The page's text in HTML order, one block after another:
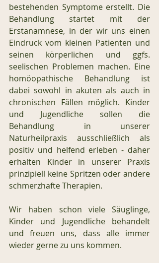
bestehenden Symptome erstellt. Die
Behandlung startet mit der
Erstanamnese, in der wir uns einen
Eindruck vom kleinen Patienten und
seinen körperlichen und ggfs.
seelischen Problemen machen. Eine
homöopathische Behandlung ist
dabei sowohl in akuten als auch in
chronischen Fällen möglich. Kinder
und Jugendliche sollen die
Behandlung in unserer
Naturheilpraxis ausschließlich als
positiv und helfend erleben - daher
erhalten Kinder in unserer Praxis
prinzipiell keine Spritzen oder andere
schmerzhafte Therapien.
Wir haben schon viele Säuglinge,
Kinder und Jugendliche behandelt
und freuen uns, dass alle immer
wieder gerne zu uns kommen.